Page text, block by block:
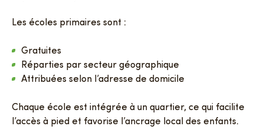
Les écoles primaires sont :
Gratuites
Réparties par secteur géographique
Attribuées selon l’adresse de domicile
Chaque école est intégrée à un quartier, ce qui facilite
l’accès à pied et favorise l’ancrage local des enfants.